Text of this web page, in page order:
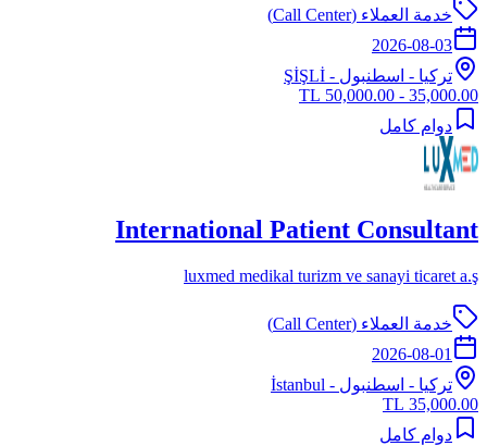
خدمة العملاء (Call Center)
2026-08-03
تركيا - اسطنبول - ŞİŞLİ
35,000.00 - 50,000.00 TL
دوام كامل
International Patient Consultant
luxmed medikal turizm ve sanayi ticaret a.ş
خدمة العملاء (Call Center)
2026-08-01
تركيا - اسطنبول - İstanbul
35,000.00 TL
دوام كامل